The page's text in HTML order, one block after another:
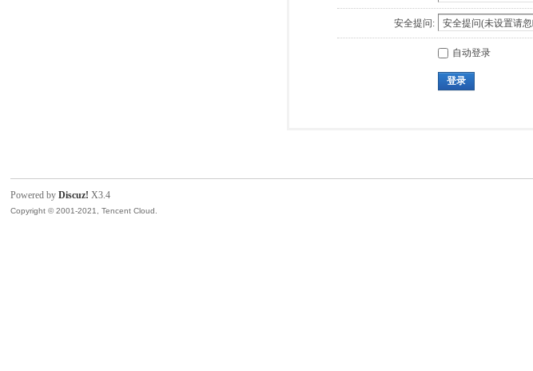
安全提问:
自动登录
登录
Powered byDiscuz! X3.4
Copyright © 2001-2021, Tencent Cloud.